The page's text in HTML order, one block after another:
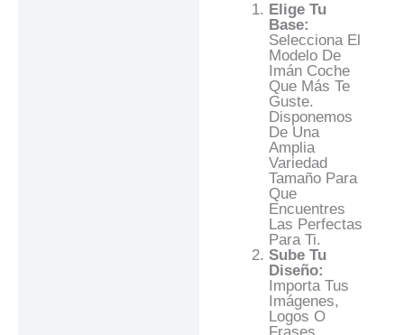
Elige Tu
Base:
Selecciona El
Modelo De
Imán Coche
Que Más Te
Guste.
Disponemos
De Una
Amplia
Variedad
Tamaño Para
Que
Encuentres
Las Perfectas
Para Ti.
Sube Tu
Diseño:
Importa Tus
Imágenes,
Logos O